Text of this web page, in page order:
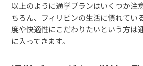
以上のように通学プランはいくつか注
ちろん、フィリピンの生活に慣れてい
度や快適性にこだわりたいという方は
に入ってきます。